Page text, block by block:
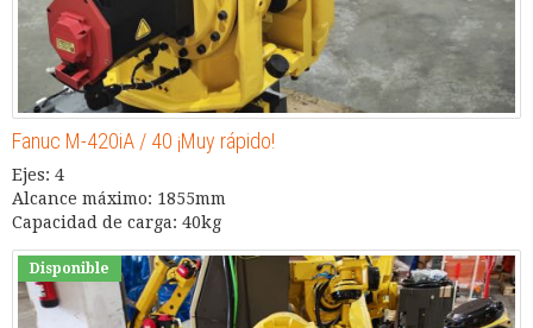
Fanuc M-420iA / 40 ¡Muy rápido!
Ejes: 4
Alcance máximo: 1855mm
Capacidad de carga: 40kg
Disponible